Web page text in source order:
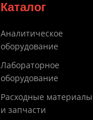
Каталог
Аналитическое
оборудование
Лабораторное
оборудование
Расходные материалы
и запчасти